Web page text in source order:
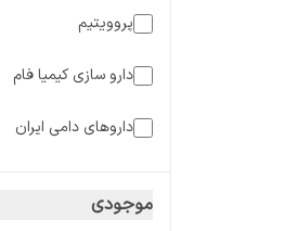
پروویتیم
دارو سازی کیمیا فام
داروهای دامی ایران
موجودی